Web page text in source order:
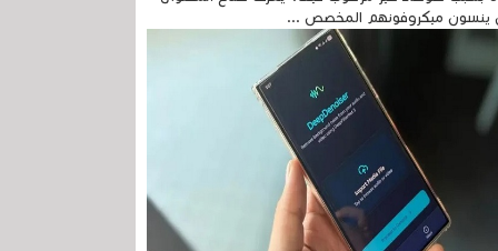
ينسون ميكروفونهم المخصص ...